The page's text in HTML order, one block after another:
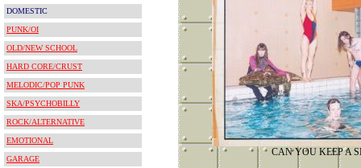
DOMESTIC
PUNK/OI
OLD/NEW SCHOOL
HARD CORE/CRUST
MELODIC/POP PUNK
SKA/PSYCHOBILLY
ROCK/ALTERNATIVE
EMOTIONAL
GARAGE
CAN YOU KEEP A